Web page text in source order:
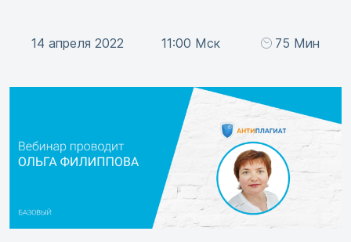
14 апреля 2022 11:00 Мск 75 Мин